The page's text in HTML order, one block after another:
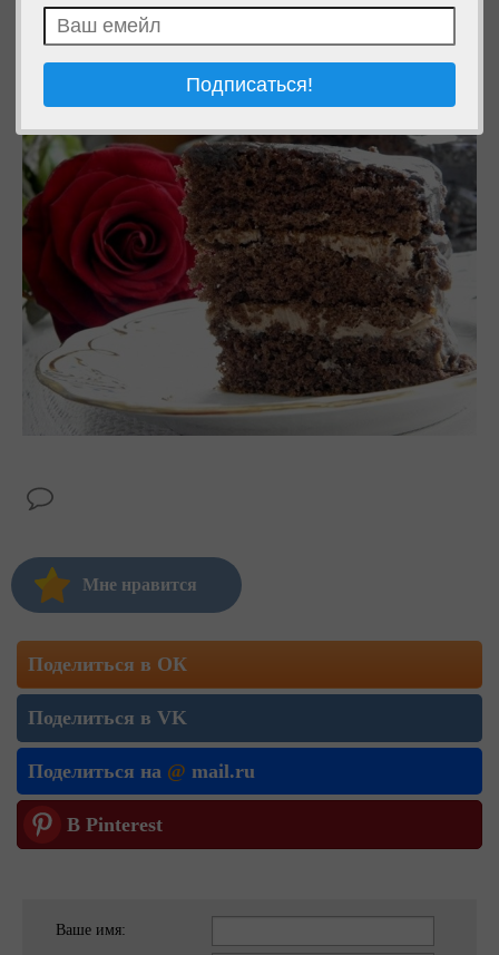
холодильнике на несколько часов, а лучше на всю ночь.
Приятного аппетита!
Мне нравится
Поделиться в ОК
Поделиться в VK
Поделиться на @ mail.ru
В Pinterest
Ваше имя: